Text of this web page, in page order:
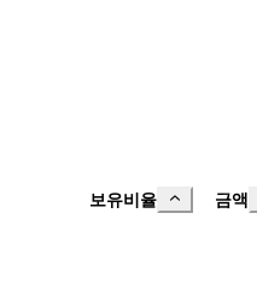
보유비율 금액